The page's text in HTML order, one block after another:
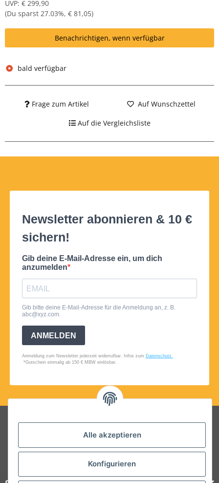
Alle akzeptieren
Konfigurieren
UVP: € 299,90
(Du sparst 27.03%, € 81,05)
Benachrichtigen, wenn verfügbar
bald verfügbar
Frage zum Artikel Auf Wunschzettel
Auf die Vergleichsliste
Folgt uns auf Social Media